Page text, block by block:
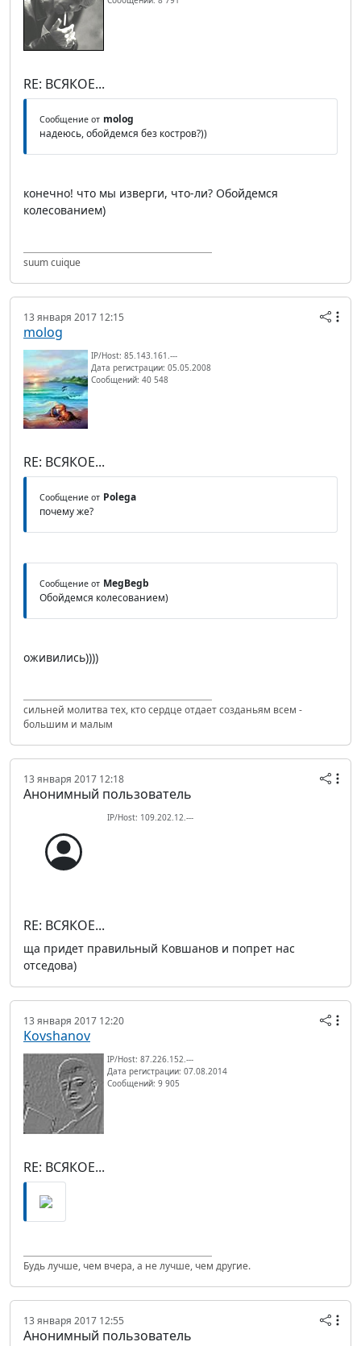
RE: ВСЯКОЕ...
Сообщение от molog
надеюсь, обойдемся без костров?))
конечно! что мы изверги, что-ли? Обойдемся
колесованием)
suum cuique
13 января 2017 12:15
molog
IP/Host: 85.143.161.---
Дата регистрации: 05.05.2008
Сообщений: 40 548
RE: ВСЯКОЕ...
Сообщение от Polega
почему же?
Сообщение от MegBegb
Обойдемся колесованием)
оживились))))
сильней молитва тех, кто сердце отдает созданьям всем -
большим и малым
13 января 2017 12:18
Анонимный пользователь
IP/Host: 109.202.12.---
RE: ВСЯКОЕ...
ща придет правильный Ковшанов и попрет нас
отседова)
13 января 2017 12:20
Kovshanov
IP/Host: 87.226.152.---
Дата регистрации: 07.08.2014
Сообщений: 9 905
RE: ВСЯКОЕ...
Будь лучше, чем вчера, а не лучше, чем другие.
13 января 2017 12:55
Анонимный пользователь